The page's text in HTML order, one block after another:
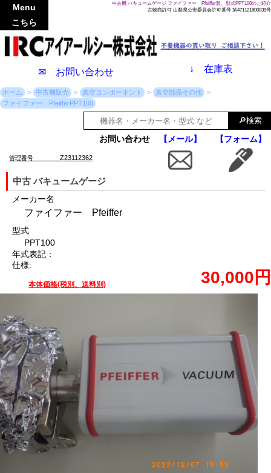
中古機 バキュームゲージ ファイファー Pfeiffer製、型式PPT100のご紹介
古物商許可 山梨県公安委員会許可番号 第471121800039号
✉ お問い合わせ ↓ 在庫表
Menu
こちら
ホーム 中古機販売 真空コンポーネント
真空部品その他
ファイファー PfeifferPPT100
お問い合わせ 【メール】 【フォーム】
管理番号 Z23112362
中古 バキュームゲージ
メーカー名
ファイファー Pfeiffer
型式
PPT100
年式表記：
仕様:
本体価格(税別、送料別) 30,000円